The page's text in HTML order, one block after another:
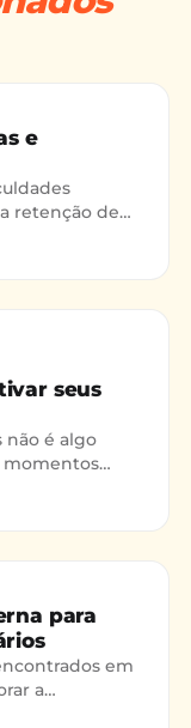
e
retenção de
para
seus
não é algo
momentos
em alguns
para
em
a
problema